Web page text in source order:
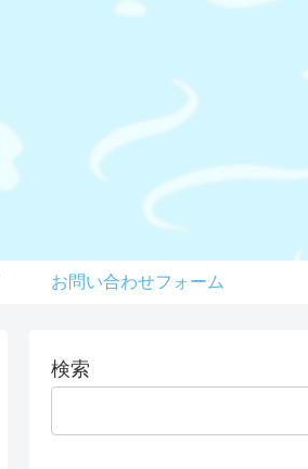
お問い合わせフォーム
検索